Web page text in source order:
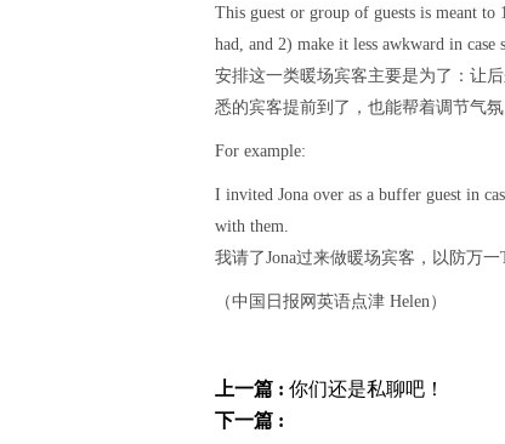
This guest or group of guests is meant to
had, and 2) make it less awkward in
安排这一类暖场宾客主要是为了：让
悉的宾客提前到了，也能帮着调节气氛
For example:
I invited Jona over as a buffer guest in
with them.
我请了Jona过来做暖场宾客，以防万
（中国日报网英语点津 Helen）
上一篇 : 你们还是私聊吧！
下一篇 :